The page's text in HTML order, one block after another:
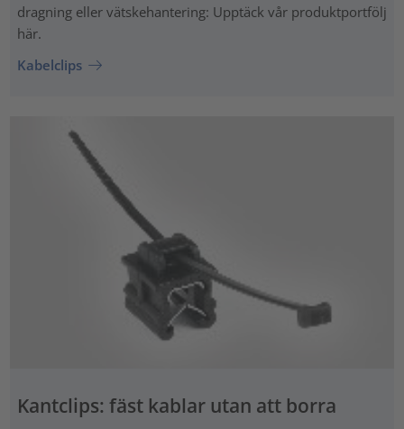
dragning eller vätskehantering: Upptäck vår produktportfölj
här.
Kabelclips
Kantclips: fäst kablar utan att borra